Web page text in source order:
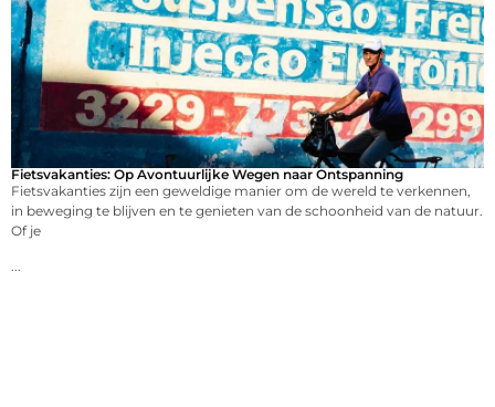
Fietsvakanties: Op Avontuurlijke Wegen naar Ontspanning
Fietsvakanties zijn een geweldige manier om de wereld te verkennen,
in beweging te blijven en te genieten van de schoonheid van de natuur.
Of je
...